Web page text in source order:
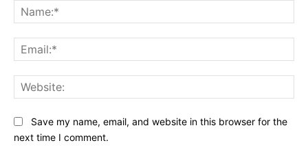
Save my name, email, and website in this browser for the
next time I comment.